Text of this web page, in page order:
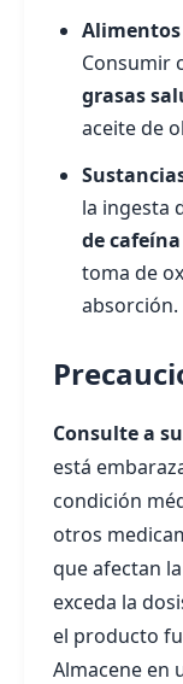
Consumir
grasas
aceite de
la ingesta
de cafeína
toma de
absorción.
Consulte a
está
condición
otros
que afectan
exceda la
el producto
Almacene en